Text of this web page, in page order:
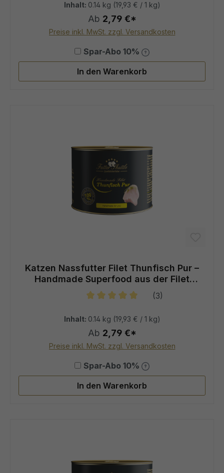
Inhalt: 0.14 kg (19,93 € / 1 kg)
Ab 2,79 €*
Preise inkl. MwSt. zzgl. Versandkosten
Spar-Abo 10%
In den Warenkorb
Katzen Nassfutter Filet Thunfisch Pur –
Handmade Superfood aus der Filet
Manufaktur
(3)
Inhalt: 0.14 kg (19,93 € / 1 kg)
Ab 2,79 €*
Preise inkl. MwSt. zzgl. Versandkosten
Spar-Abo 10%
In den Warenkorb